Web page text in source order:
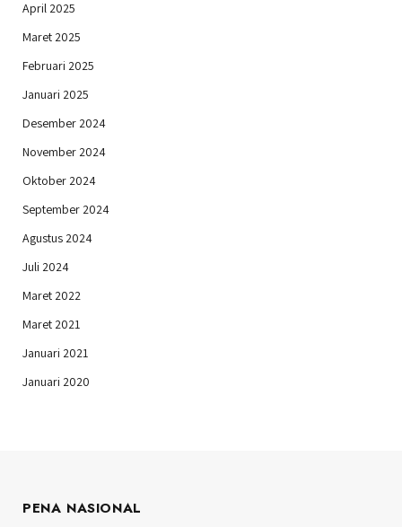
April 2025
Maret 2025
Februari 2025
Januari 2025
Desember 2024
November 2024
Oktober 2024
September 2024
Agustus 2024
Juli 2024
Maret 2022
Maret 2021
Januari 2021
Januari 2020
PENA NASIONAL